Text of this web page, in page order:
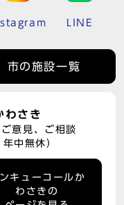
LINE
市の施設一覧
わさき
意見、ご相談
中無休）
キューコールか
わさきの